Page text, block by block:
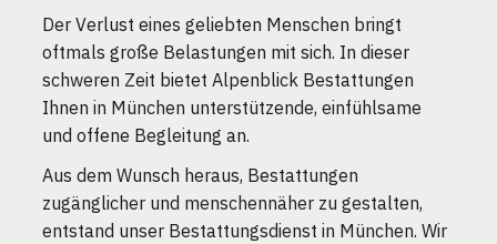
Der Verlust eines geliebten Menschen bringt
oftmals große Belastungen mit sich. In dieser
schweren Zeit bietet Alpenblick Bestattungen
Ihnen in München unterstützende, einfühlsame
und offene Begleitung an.
Aus dem Wunsch heraus, Bestattungen
zugänglicher und menschennäher zu gestalten,
entstand unser Bestattungsdienst in München. Wir